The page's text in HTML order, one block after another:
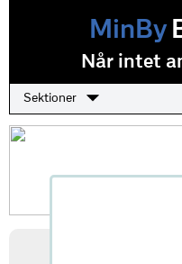
MinBy
Når intet
Sektioner